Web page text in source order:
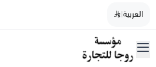
العربية|
مؤسسة روجا للتجارة
القائمة الرئيسية